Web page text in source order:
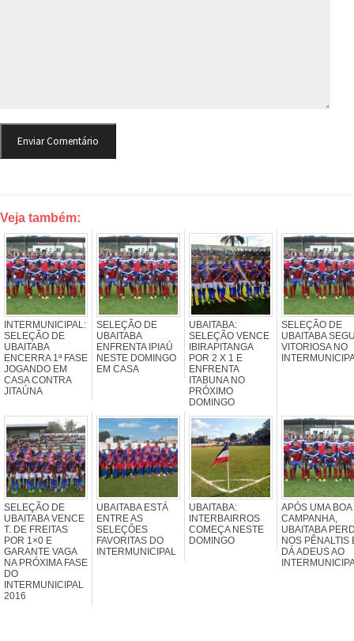
Veja também:
INTERMUNICIPAL:
SELEÇÃO DE
UBAITABA
ENCERRA 1ª FASE
JOGANDO EM
CASA CONTRA
JITAÚNA
SELEÇÃO DE
UBAITABA
ENFRENTA IPIAÚ
NESTE DOMINGO
EM CASA
UBAITABA:
SELEÇÃO VENCE
IBIRAPITANGA
POR 2 X 1 E
ENFRENTA
ITABUNA NO
PRÓXIMO
DOMINGO
SELEÇÃO DE
UBAITABA
VITORIOSA NO
SELEÇÃO DE
UBAITABA VENCE
T. DE FREITAS
POR 1×0 E
GARANTE VAGA
NA PRÓXIMA FASE
DO
INTERMUNICIPAL
2016
UBAITABA ESTÁ
ENTRE AS
SELEÇÕES
FAVORITAS DO
INTERMUNICIPAL
UBAITABA:
INTERBAIRROS
COMEÇA NESTE
DOMINGO
APÓS UMA BOA
CAMPANHA,
UBAITABA
NOS PÊNALTIS
DÁ ADEUS AO